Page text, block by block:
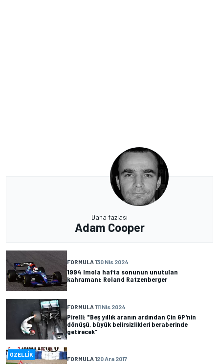
Daha fazlası
Adam Cooper
FORMULA 130 Nis 2024
1994 Imola hafta sonunun unutulan
kahramanı: Roland Ratzenberger
FORMULA 111 Nis 2024
Pirelli: "Beş yıllık aranın ardından Çin GP'nin
dönüşü, büyük belirsizlikleri beraberinde
getirecek"
ÖZELLIK
FORMULA 120 Ara 2017